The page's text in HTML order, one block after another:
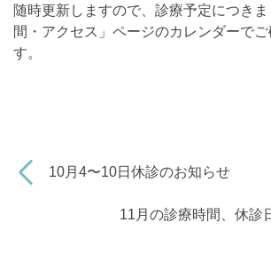
随時更新しますので、診療予定につき
間・アクセス」ページのカレンダーで
す。
10月4〜10日休診のお知らせ
11月の診療時間、休診